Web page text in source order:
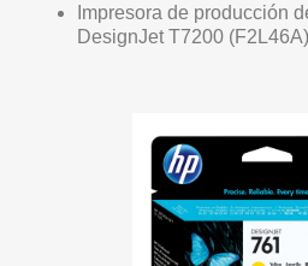
Impresora de producción
DesignJet T7200 (F2L46A)